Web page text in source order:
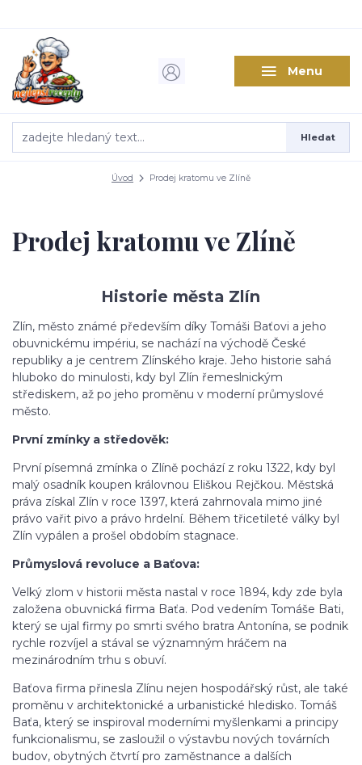
Menu
Hledat
Úvod Prodej kratomu ve Zlíně
Prodej kratomu ve Zlíně
Historie města Zlín
Zlín, město známé především díky Tomáši Baťovi a jeho
obuvnickému impériu, se nachází na východě České
republiky a je centrem Zlínského kraje. Jeho historie sahá
hluboko do minulosti, kdy byl Zlín řemeslnickým
střediskem, až po jeho proměnu v moderní průmyslové
město.
První zmínky a středověk:
První písemná zmínka o Zlíně pochází z roku 1322, kdy byl
malý osadník koupen královnou Eliškou Rejčkou. Městská
práva získal Zlín v roce 1397, která zahrnovala mimo jiné
právo vařit pivo a právo hrdelní. Během třicetileté války byl
Zlín vypálen a prošel obdobím stagnace.
Průmyslová revoluce a Baťova:
Velký zlom v historii města nastal v roce 1894, kdy zde byla
založena obuvnická firma Baťa. Pod vedením Tomáše Bati,
který se ujal firmy po smrti svého bratra Antonína, se podnik
rychle rozvíjel a stával se významným hráčem na
mezinárodním trhu s obuví.
Baťova firma přinesla Zlínu nejen hospodářský růst, ale také
proměnu v architektonické a urbanistické hledisko. Tomáš
Baťa, který se inspiroval moderními myšlenkami a principy
funkcionalismu, se zasloužil o výstavbu nových továrních
budov, obytných čtvrtí pro zaměstnance a dalších